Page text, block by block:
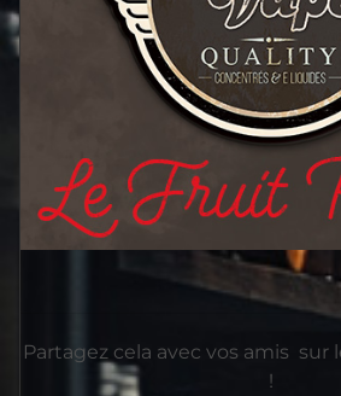
Partagez cela avec vos amis sur
!